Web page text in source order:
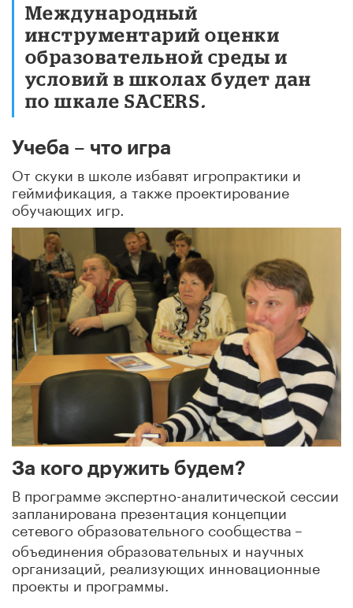
Международный
инструментарий оценки
образовательной среды и
условий в школах будет дан
по шкале SACERS.
Учеба – что игра
От скуки в школе избавят игропрактики и
геймификация, а также проектирование
обучающих игр.
За кого дружить будем?
В программе экспертно-аналитической сессии
запланирована презентация концепции
сетевого образовательного сообщества –
объединения образовательных и научных
организаций, реализующих инновационные
проекты и программы.